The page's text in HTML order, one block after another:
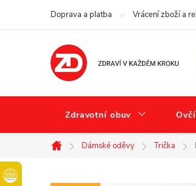
Doprava a platba Vrácení zboží a
Zdravotní obuv
Domů
Dámské oděvy Trička